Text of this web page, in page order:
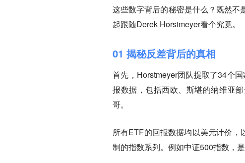
这些数字背后的秘密是什么？既然不
起跟随Derek Horstmeyer看个究竟。
01 揭秘反差背后的真相
首先，Horstmeyer团队提取了34个
报数据，包括西欧、斯堪的纳维亚
哥。
所有ETF的回报数据均以美元计价
制的指数系列。例如中证500指数，